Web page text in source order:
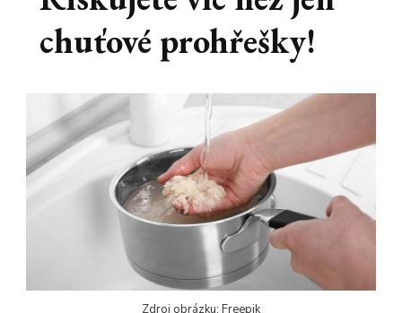
chuťové prohřešky!
Zdroj obrázku: Freepik